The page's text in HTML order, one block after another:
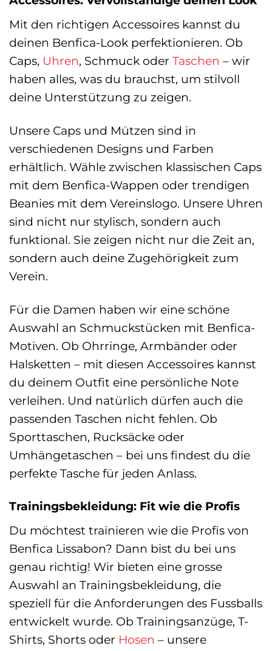
Mit den richtigen Accessoires kannst du
deinen Benfica-Look perfektionieren. Ob
Caps, Uhren, Schmuck oder Taschen – wir
haben alles, was du brauchst, um stilvoll
deine Unterstützung zu zeigen.
Unsere Caps und Mützen sind in
verschiedenen Designs und Farben
erhältlich. Wähle zwischen klassischen Caps
mit dem Benfica-Wappen oder trendigen
Beanies mit dem Vereinslogo. Unsere Uhren
sind nicht nur stylisch, sondern auch
funktional. Sie zeigen nicht nur die Zeit an,
sondern auch deine Zugehörigkeit zum
Verein.
Für die Damen haben wir eine schöne
Auswahl an Schmuckstücken mit Benfica-
Motiven. Ob Ohrringe, Armbänder oder
Halsketten – mit diesen Accessoires kannst
du deinem Outfit eine persönliche Note
verleihen. Und natürlich dürfen auch die
passenden Taschen nicht fehlen. Ob
Sporttaschen, Rucksäcke oder
Umhängetaschen – bei uns findest du die
perfekte Tasche für jeden Anlass.
Trainingsbekleidung: Fit wie die Profis
Du möchtest trainieren wie die Profis von
Benfica Lissabon? Dann bist du bei uns
genau richtig! Wir bieten eine grosse
Auswahl an Trainingsbekleidung, die
speziell für die Anforderungen des Fussballs
entwickelt wurde. Ob Trainingsanzüge, T-
Shirts, Shorts oder Hosen – unsere